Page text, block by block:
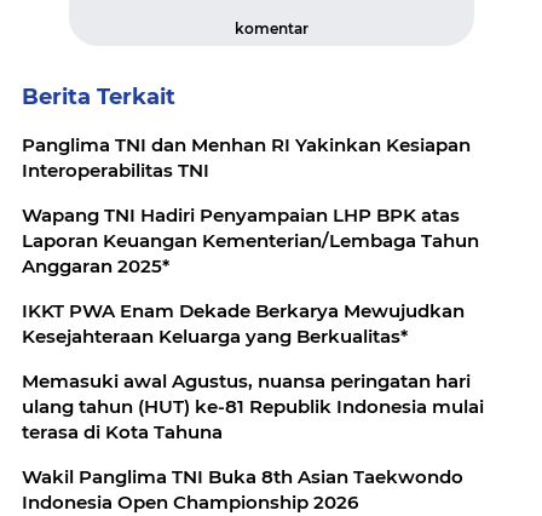
komentar
Berita Terkait
Panglima TNI dan Menhan RI Yakinkan Kesiapan
Interoperabilitas TNI
Wapang TNI Hadiri Penyampaian LHP BPK atas
Laporan Keuangan Kementerian/Lembaga Tahun
Anggaran 2025*
IKKT PWA Enam Dekade Berkarya Mewujudkan
Kesejahteraan Keluarga yang Berkualitas*
Memasuki awal Agustus, nuansa peringatan hari
ulang tahun (HUT) ke-81 Republik Indonesia mulai
terasa di Kota Tahuna
Wakil Panglima TNI Buka 8th Asian Taekwondo
Indonesia Open Championship 2026